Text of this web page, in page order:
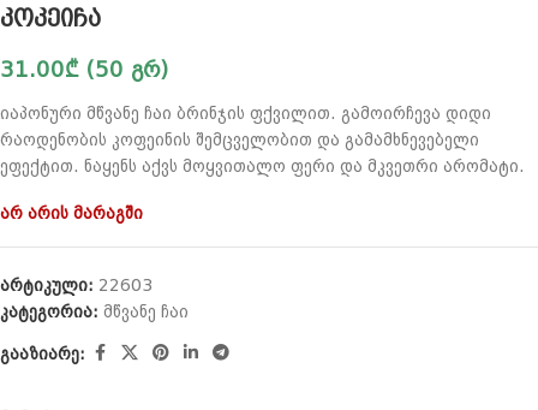
კოკეიჩა
31.00₾ (50 გრ)
იაპონური მწვანე ჩაი ბრინჯის ფქვილით. გამოირჩევა დიდი
რაოდენობის კოფეინის შემცველობით და გამამხნევებელი
ეფექტით. ნაყენს აქვს მოყვითალო ფერი და მკვეთრი არომატი.
არ არის მარაგში
არტიკული: 22603
კატეგორია: მწვანე ჩაი
გააზიარე: